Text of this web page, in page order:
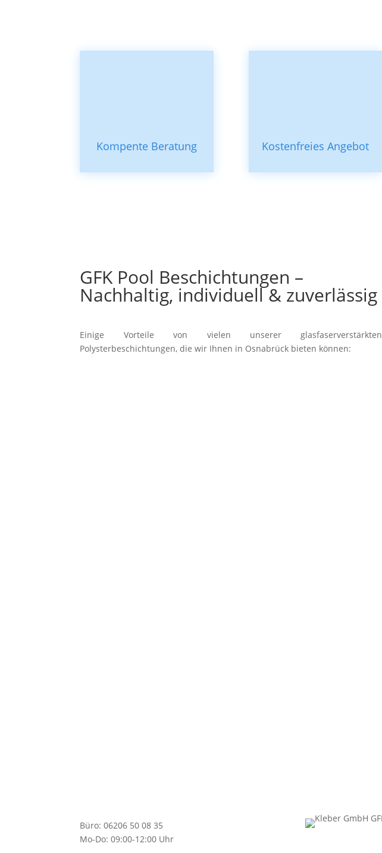
Kompente Beratung Kostenfreies Angebot
GFK Pool Beschichtungen –
Nachhaltig, individuell & zuverlässig
Einige Vorteile von vielen unserer glasfaserverstärkten
Polysterbeschichtungen, die wir Ihnen in Osnabrück bieten können:
Büro: 06206 50 08 35
Mo-Do: 09:00-12:00 Uhr